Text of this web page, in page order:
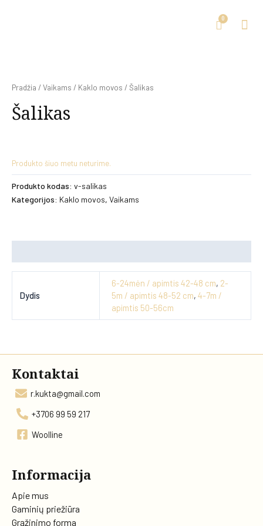
Pradžia /Vaikams / Kaklo movos / Šalikas
Šalikas
Produkto šiuo metu neturime.
Produkto kodas: v-salikas
Kategorijos: Kaklo movos, Vaikams
Dydis
6-24mėn / apimtis 42-48 cm, 2-
5m / apimtis 48-52 cm, 4-7m /
apimtis 50-56cm
Kontaktai
r.kukta@gmail.com
+3706 99 59 217
Woolline
Informacija
Apie mus
Gaminių priežiūra
Grąžinimo forma